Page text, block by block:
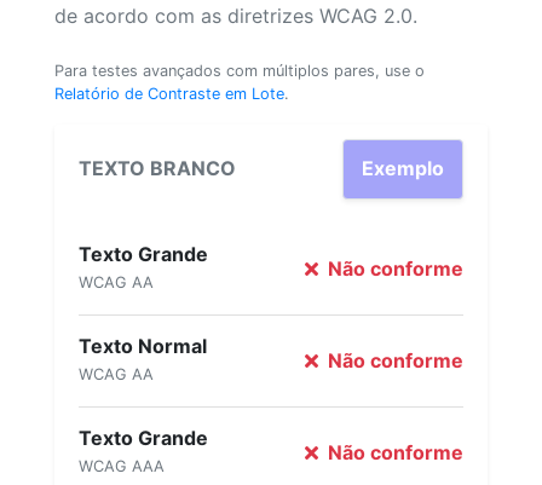
de acordo com as diretrizes WCAG 2.0.
Para testes avançados com múltiplos pares, use o
Relatório de Contraste em Lote.
TEXTO BRANCO Exemplo
Texto Grande
WCAG AA
Não conforme
Texto Normal
WCAG AA
Não conforme
Texto Grande
WCAG AAA
Não conforme